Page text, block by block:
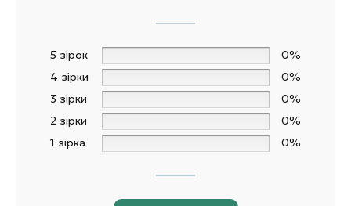
5 зірок
0%
4 зірки
0%
3 зірки
0%
2 зірки
0%
1 зірка
0%